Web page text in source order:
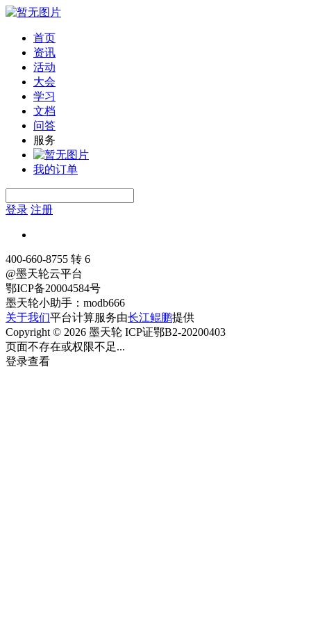
首页
资讯
活动
大会
学习
文档
问答
服务
我的订单
登录 注册
400-660-8755 转 6
@墨天轮云平台
鄂ICP备20004584号
墨天轮小助手：modb666
关于我们平台计算服务由长江鲲鹏提供
Copyright © 2026 墨天轮 ICP证鄂B2-20200403
页面不存在或权限不足...
登录查看